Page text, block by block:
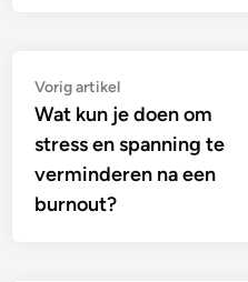
Bericht
navigatie
Vorig artikelVorig
artikel:
Wat kun je doen om
stress en spanning te
verminderen na een
burnout?